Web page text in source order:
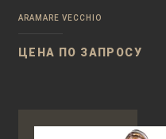
ARAMARE VECCHIO
ЦЕНА ПО ЗАПРОСУ